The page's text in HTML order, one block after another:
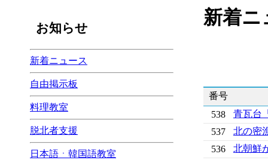
お知らせ
新着ニュース
自由掲示板
料理教室
脱北者支援
日本語ㆍ韓国語教室
新着ニ
番号
538
青瓦台
537
北の密
536
北朝鮮